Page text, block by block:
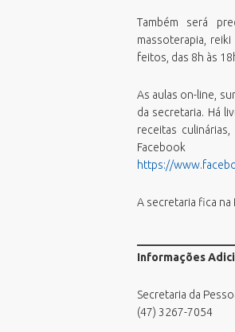
PCDs BC
Perguntas Frequentes
Plano Municipal de
Processos Seletivos
Relatório de
Sala do
Empreendedora
Validar Certidão
Também será
massoterapia,
feitos, das 8h às
As aulas on-line,
da secretaria. Há
receitas
https://
A secretaria fica na
Informações
Secretaria da
(47) 3267-7054